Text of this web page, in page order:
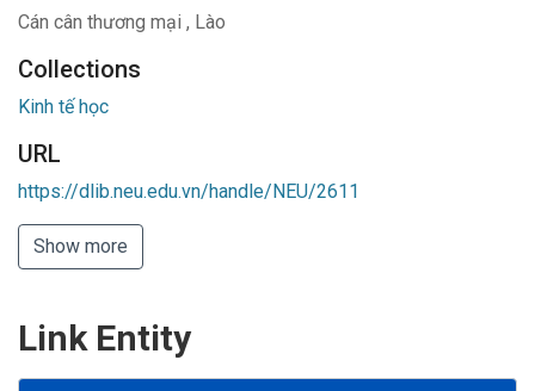
Cán cân thương mại , Lào
Collections
Kinh tế học
URL
https://dlib.neu.edu.vn/handle/NEU/2611
Show more
Link Entity